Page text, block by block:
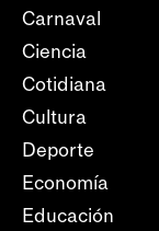
Carnaval
Ciencia
Cotidiana
Cultura
Deporte
Economía
Educación